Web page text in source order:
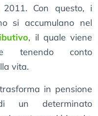
Con questo, i
si accumulano nel
, il quale viene
tenendo conto
vita.
in pensione
un determinato